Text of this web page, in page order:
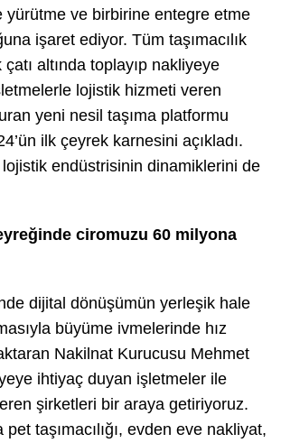
yürütme ve birbirine entegre etme
işaret ediyor. Tüm taşımacılık
altında toplayıp nakliyeye
lojistik hizmeti veren
yeni nesil taşıma platformu
ilk çeyrek karnesini açıkladı.
lojistik endüstrisinin dinamiklerini de
ciromuzu 60 milyona
dijital dönüşümün yerleşik hale
büyüme ivmelerinde hız
aktaran Nakilnat Kurucusu Mehmet
ihtiyaç duyan işletmeler ile
şirketleri bir araya getiriyoruz.
pet taşımacılığı, evden eve nakliyat,